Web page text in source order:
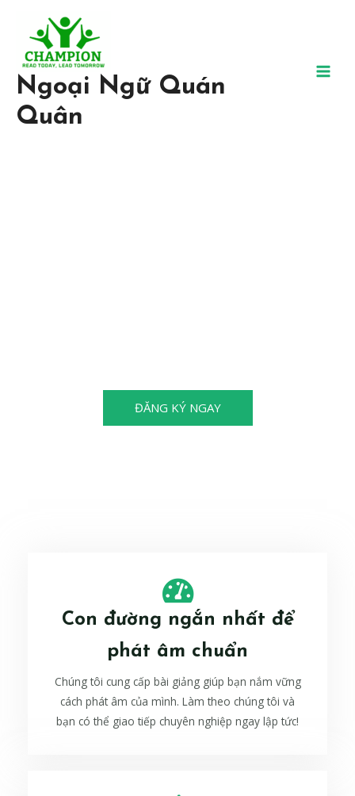
Ngoại Ngữ Quán
Quân
ĐĂNG KÝ NGAY
Con đường ngắn nhất để
phát âm chuẩn
Chúng tôi cung cấp bài giảng giúp bạn nắm vững
cách phát âm của mình. Làm theo chúng tôi và
bạn có thể giao tiếp chuyên nghiệp ngay lập tức!